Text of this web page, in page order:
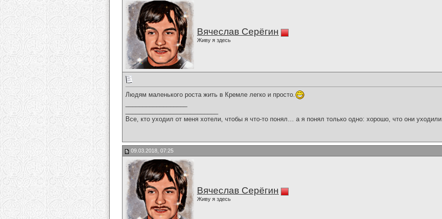
Вячеслав Серёгин
Живу я здесь
Людям маленького роста жить в Кремле легко и просто.
Все, кто уходил от меня хотели, чтобы я что-то понял… а я понял только одно: хорошо, что они уходили.
09.03.2018, 07:25
Вячеслав Серёгин
Живу я здесь